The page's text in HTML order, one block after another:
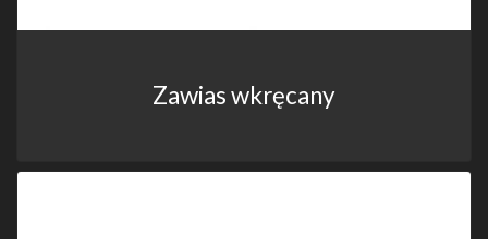
Zawias wkręcany